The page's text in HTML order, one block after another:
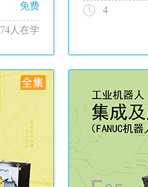
免费
74人在学
4